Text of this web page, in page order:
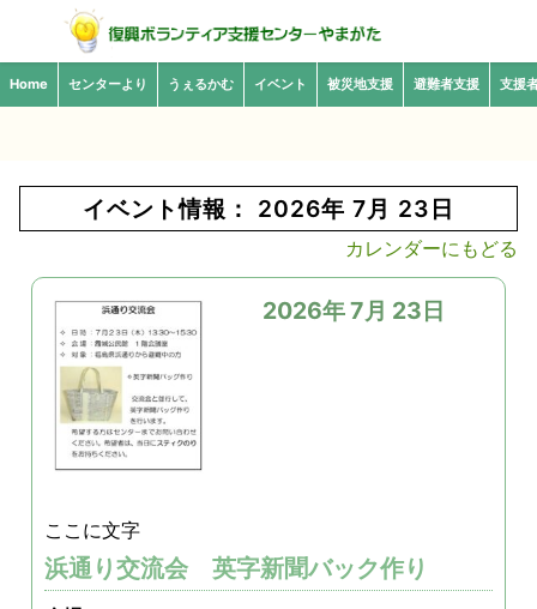
Home センターより うぇるかむ イベント 被災地支援 避難者支援 支援
イベント情報： 2026年 7月 23日
カレンダーにもどる
2026年 7月 23日
ここに文字
浜通り交流会 英字新聞バック作り